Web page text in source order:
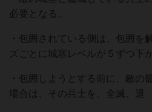
必要となる。
・包囲されている側は、包囲を
ズごとに城塞レベルが５ずつ下
・包囲しようとする前に、敵の
場合は、その兵⼠を、全滅、退